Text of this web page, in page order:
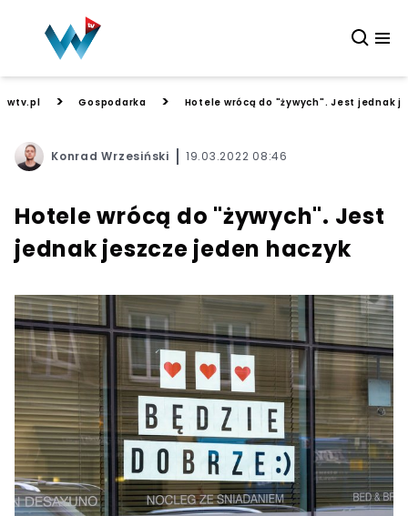
wtv.pl > Gospodarka > Hotele wrócą do "żywych". Jest jednak
Konrad Wrzesiński 19.03.2022 08:46
Hotele wrócą do "żywych". Jest
jednak jeszcze jeden haczyk